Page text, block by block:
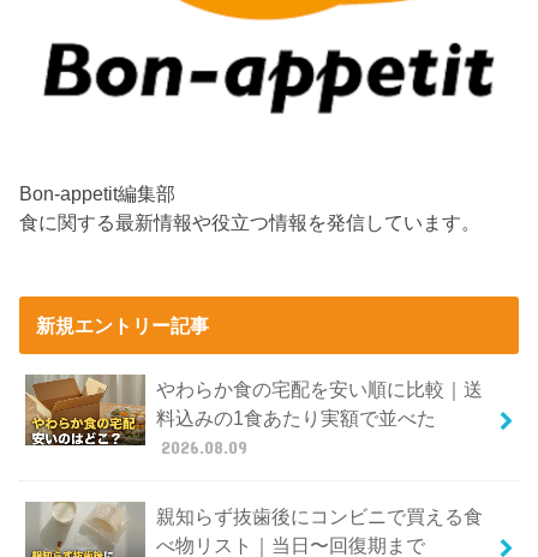
Bon-appetit編集部
食に関する最新情報や役立つ情報を発信しています。
新規エントリー記事
やわらか食の宅配を安い順に比較｜送
料込みの1食あたり実額で並べた
2026.08.09
親知らず抜歯後にコンビニで買える食
べ物リスト｜当日〜回復期まで